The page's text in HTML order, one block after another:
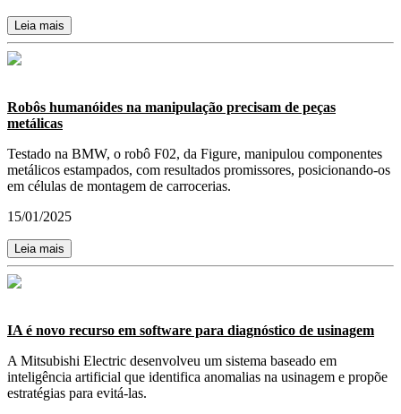
Leia mais
Robôs humanóides na manipulação precisam de peças
metálicas
Testado na BMW, o robô F02, da Figure, manipulou componentes
metálicos estampados, com resultados promissores, posicionando-os
em células de montagem de carrocerias.
15/01/2025
Leia mais
IA é novo recurso em software para diagnóstico de usinagem
A Mitsubishi Electric desenvolveu um sistema baseado em
inteligência artificial que identifica anomalias na usinagem e propõe
estratégias para evitá-las.